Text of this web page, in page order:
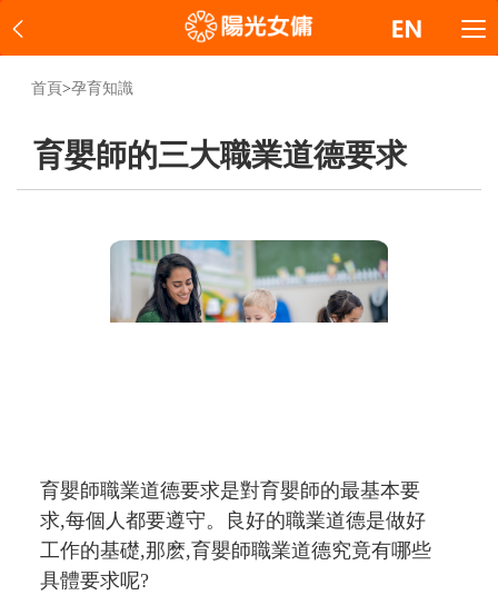
首頁>孕育知識
育嬰師的三大職業道德要求
育嬰師職業道德要求是對育嬰師的最基本要
求,每個人都要遵守。良好的職業道德是做好
工作的基礎,那麽,育嬰師職業道德究竟有哪些
具體要求呢?